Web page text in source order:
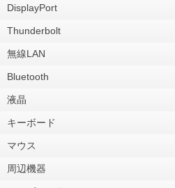
DisplayPort
Thunderbolt
無線LAN
Bluetooth
液晶
キーボード
マウス
周辺機器